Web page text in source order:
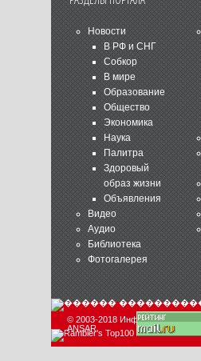
Новости
В РФ и СНГ
Собкор
В мире
Образование
Общество
Экономика
Наука
Палитра
Здоровый
образ жизни
Объявления
Видео
Аудио
Библиотека
Фотогалерея
© 2003-2018 Информационно-
ANSAR